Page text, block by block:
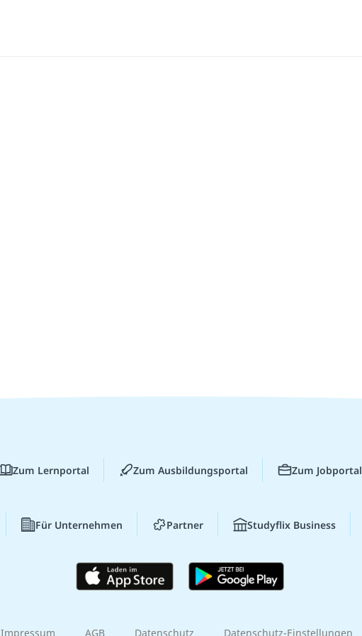
Zum Lernportal Zum Ausbildungsportal Zum Jobportal
Für Unternehmen Partner Studyflix Business
Impressum AGB Datenschutz Datenschutz-Einstellungen